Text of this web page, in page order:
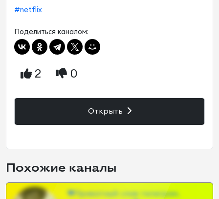
#netflix
Поделиться каналом:
2 0
Открыть
Похожие каналы
❤Приватный слив телеграм,